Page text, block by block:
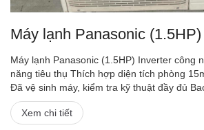
Máy lạnh Panasonic
Máy lạnh Panasonic (1.5HP) Inverter công
năng tiêu thụ Thích hợp diện tích phòng
Đã vệ sinh máy, kiểm tra kỹ thuật đầy đủ
Xem chi tiết